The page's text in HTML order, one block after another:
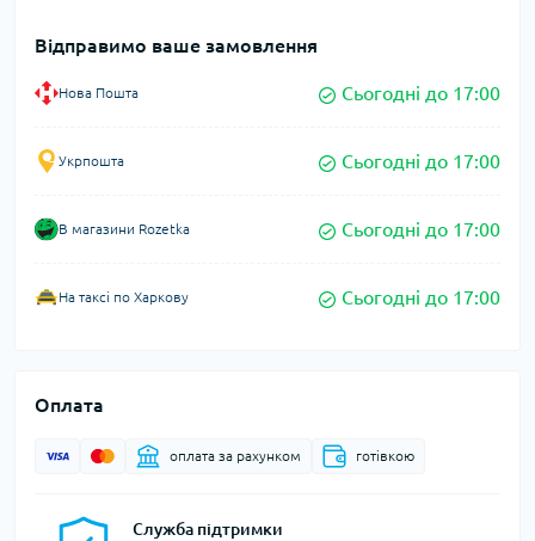
Відправимо ваше замовлення
Нова Пошта Сьогодні до 17:00
Укрпошта Сьогодні до 17:00
В магазини Rozetka Сьогодні до 17:00
На таксі по Харкову Сьогодні до 17:00
Оплата
оплата за рахунком готівкою
Служба підтримки